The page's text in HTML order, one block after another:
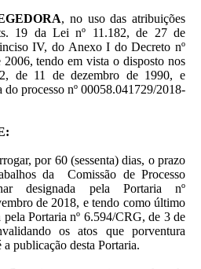
, no uso das atribuições
19 da Lei nº 11.182, de 27 de
IV, do Anexo I do Decreto nº
tendo em vista o disposto nos
de 11 de dezembro de 1990, e
do processo nº 00058.041729/2018-
por 60 (sessenta) dias, o prazo
da Comissão de Processo
designada pela Portaria nº
de 2018, e tendo como último
pela Portaria nº 6.594/CRG, de 3 de
os atos que porventura
publicação desta Portaria.